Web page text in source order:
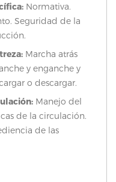
Normativa.
Seguridad de la
Marcha atrás
y enganche y
o descargar.
Manejo del
de la circulación.
de las